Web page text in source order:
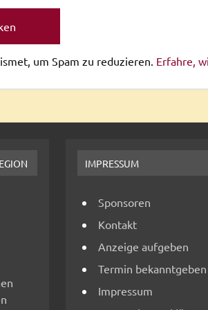
um Spam zu reduzieren. Erfahre,
IMPRESSUM
Sponsoren
Kontakt
Anzeige aufgeben
Termin bekanntgeben
Impressum